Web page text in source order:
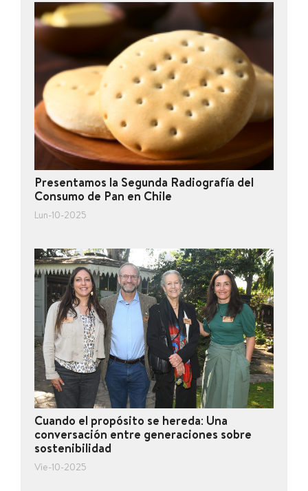
Presentamos la Segunda Radiografía del
Consumo de Pan en Chile
Lun-10-2025
Cuando el propósito se hereda: Una
conversación entre generaciones sobre
sostenibilidad
Vie-10-2025